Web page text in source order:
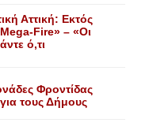
Αττική: Εκτός
Fire» – «Οι
ό,τι
Φροντίδας
τους Δήμους